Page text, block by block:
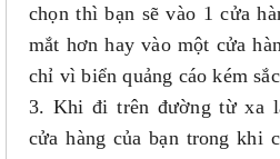
chọn thì bạn sẽ vào 1 cửa
mắt hơn hay vào một cửa
chỉ vì biển quảng cáo kém
3. Khi đi trên đường từ xa
cửa hàng của bạn trong khi